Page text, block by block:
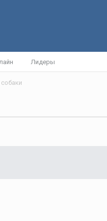
Лидеры